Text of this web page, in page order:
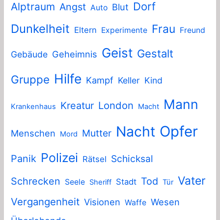
Alptraum Angst Auto Blut Dorf
Dunkelheit Eltern Experimente Frau Freund
Gebäude Geheimnis Geist Gestalt
Gruppe Hilfe Kampf Keller Kind
Krankenhaus Kreatur London Macht Mann
Menschen Mord Mutter Nacht Opfer
Panik Polizei Rätsel Schicksal
Schrecken
Seele Sheriff Stadt Tod Tür Vater
Vergangenheit Visionen Waffe Wesen